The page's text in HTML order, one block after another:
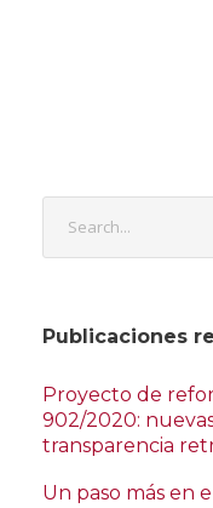
Publicaciones
Proyecto de
902/2020:
transparencia
Un paso más en